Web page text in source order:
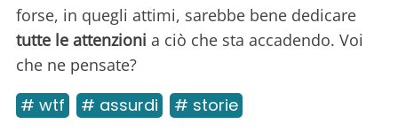
forse, in quegli attimi, sarebbe bene dedicare
tutte le attenzioni a ciò che sta accadendo. Voi
che ne pensate?
# wtf # assurdi # storie